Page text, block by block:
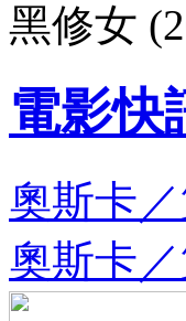
黑修女
電影快
奧斯卡
奧斯卡